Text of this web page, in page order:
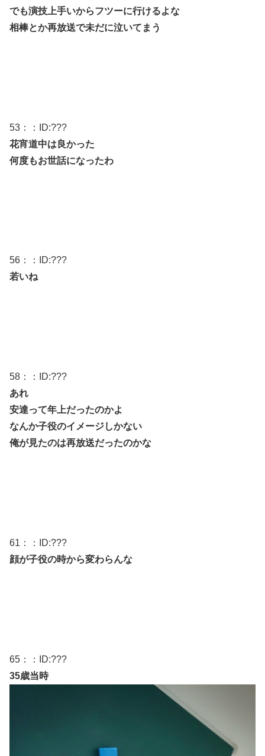
でも演技上手いからフツーに行けるよな
相棒とか再放送で未だに泣いてまう
53 ：：ID:???
花宵道中は良かった
何度もお世話になったわ
56 ：：ID:???
若いね
58 ：：ID:???
あれ
安達って年上だったのかよ
なんか子役のイメージしかない
俺が見たのは再放送だったのかな
61 ：：ID:???
顔が子役の時から変わらんな
65 ：：ID:???
35歳当時